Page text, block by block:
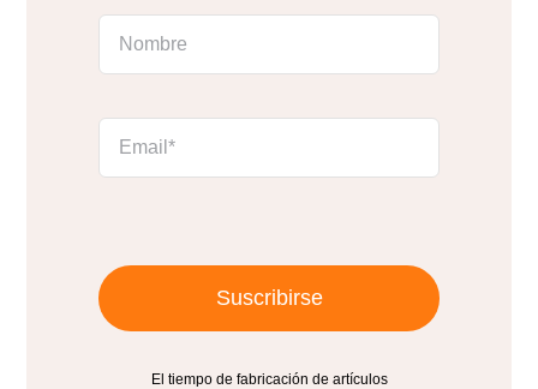
Suscribirse
El tiempo de fabricación de artículos